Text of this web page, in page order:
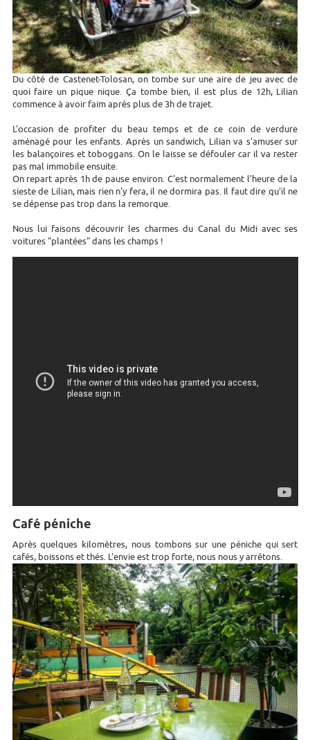
Du côté de Castenet-Tolosan, on tombe sur une aire de jeu avec de
quoi faire un pique nique. Ça tombe bien, il est plus de 12h, Lilian
commence à avoir faim après plus de 3h de trajet.
L'occasion de profiter du beau temps et de ce coin de verdure
aménagé pour les enfants. Après un sandwich, Lilian va s'amuser sur
les balançoires et toboggans. On le laisse se défouler car il va rester
pas mal immobile ensuite.
On repart après 1h de pause environ. C'est normalement l'heure de la
sieste de Lilian, mais rien n'y fera, il ne dormira pas. Il faut dire qu'il ne
se dépense pas trop dans la remorque.
Nous lui faisons découvrir les charmes du Canal du Midi avec ses
voitures "plantées" dans les champs !
Café péniche
Après quelques kilomètres, nous tombons sur une péniche qui sert
cafés, boissons et thés. L'envie est trop forte, nous nous y arrêtons.